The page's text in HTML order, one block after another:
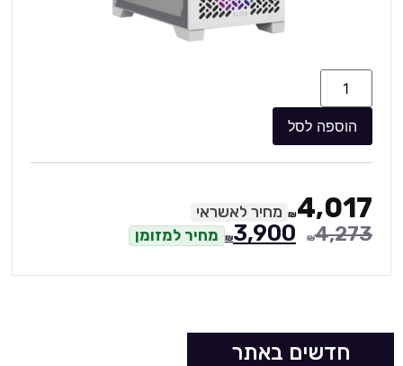
הוספה לסל
₪4,017 מחיר לאשראי
₪4,273
₪3,900 מחיר למזומן
חדשים באתר